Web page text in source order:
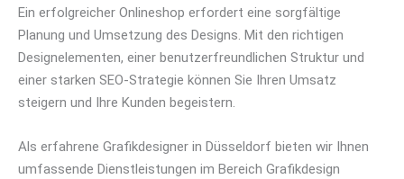
Ein erfolgreicher Onlineshop erfordert eine sorgfältige
Planung und Umsetzung des Designs. Mit den richtigen
Designelementen, einer benutzerfreundlichen Struktur und
einer starken SEO-Strategie können Sie Ihren Umsatz
steigern und Ihre Kunden begeistern.
Als erfahrene Grafikdesigner in Düsseldorf bieten wir Ihnen
umfassende Dienstleistungen im Bereich Grafikdesign